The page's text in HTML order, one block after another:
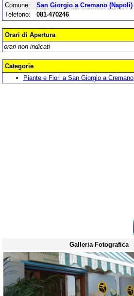
Comune:
San Giorgio a Cremano (Napoli)
Telefono:
081-470246
Orari di Apertura
orari non indicati
Categorie
Piante e Fiori a San Giorgio a Cremano
Galleria Fotografica